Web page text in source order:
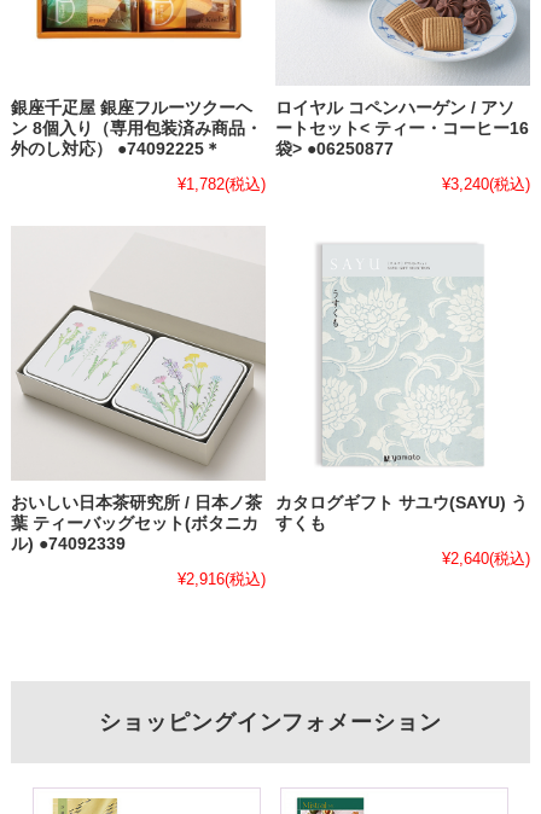
銀座千疋屋 銀座フルーツクーヘ
ン 8個入り（専用包装済み商品・
外のし対応） ●74092225＊
¥1,782(税込)
ロイヤル コペンハーゲン / アソ
ートセット< ティー・コーヒー16
袋> ●06250877
¥3,240(税込)
おいしい日本茶研究所 / 日本ノ茶
葉 ティーバッグセット(ボタニカ
ル) ●74092339
¥2,916(税込)
カタログギフト サユウ(SAYU) う
すくも
¥2,640(税込)
ショッピングインフォメーション